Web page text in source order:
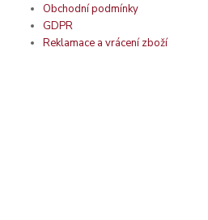
Obchodní podmínky
GDPR
Reklamace a vrácení zboží